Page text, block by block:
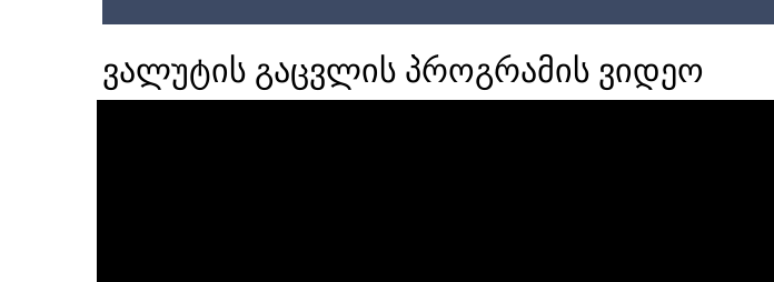
ვალუტის გაცვლის პროგრამის ვიდეო